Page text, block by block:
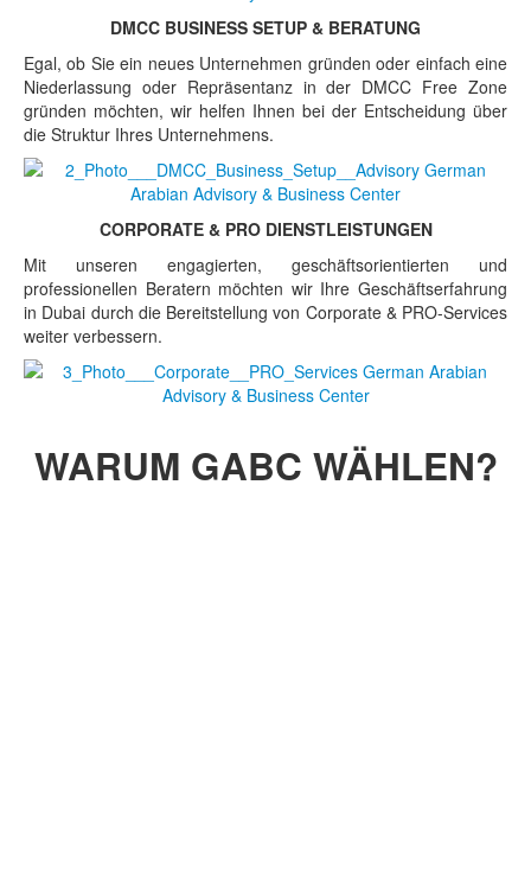
DMCC BUSINESS SETUP & BERATUNG
Egal, ob Sie ein neues Unternehmen gründen oder einfach eine
Niederlassung oder Repräsentanz in der DMCC Free Zone
gründen möchten, wir helfen Ihnen bei der Entscheidung über
die Struktur Ihres Unternehmens.
CORPORATE & PRO DIENSTLEISTUNGEN
Mit unseren engagierten, geschäftsorientierten und
professionellen Beratern möchten wir Ihre Geschäftserfahrung
in Dubai durch die Bereitstellung von Corporate & PRO-Services
weiter verbessern.
WARUM GABC WÄHLEN?